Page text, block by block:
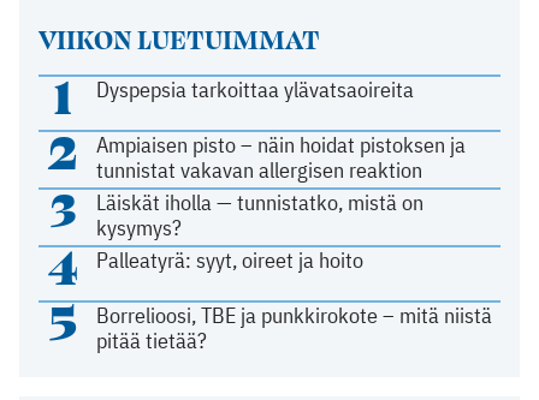
VIIKON LUETUIMMAT
1 Dyspepsia tarkoittaa ylävatsaoireita
2
Ampiaisen pisto – näin hoidat pistoksen ja
tunnistat vakavan allergisen reaktion
3
Läiskät iholla — tunnistatko, mistä on
kysymys?
4 Palleatyrä: syyt, oireet ja hoito
5
Borrelioosi, TBE ja punkkirokote – mitä niistä
pitää tietää?